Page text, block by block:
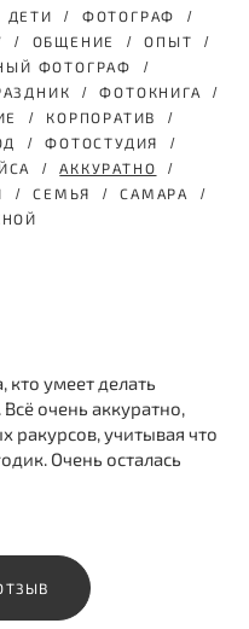
ДЕТИ
ФОТОГРАФ
ОБЩЕНИЕ
ОПЫТ
ФОТОГРАФ
ФОТОКНИГА
КОРПОРАТИВ
ФОТОСТУДИЯ
АККУРАТНО
СЕМЬЯ
САМАРА
умеет делать
очень аккуратно,
ракурсов, учитывая что
Очень осталась